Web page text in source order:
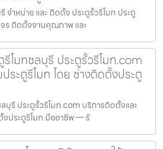
ำหน่าย และ ติดตั้ง ประตูรั้วรีโมท ประตู
ร ติดตั้งงานคุณภาพ และ
รีโมทชลบุรี ประตูรั้วรีโมท.com
ระตูรีโมท โดย ช่างติดตั้งประตู
บุรี ประตูรั้วรีโมท.com บริการติดตั้งและ
งประตูรีโมท มืออาชีพ — รั